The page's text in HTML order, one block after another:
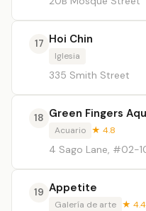
17 Hoi Chin
Iglesia
335 Smith Street
18 Green Fingers
Acuario ★ 4.8
4 Sago Lane, #02-
19 Appetite
Galería de arte ★ 4.4